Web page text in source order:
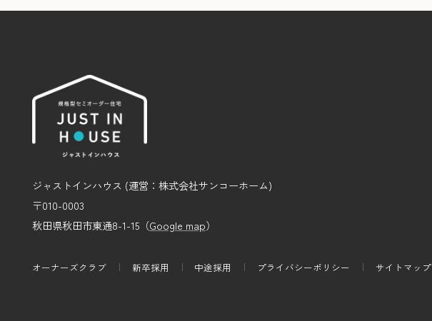
ジャストインハウス (運営：株式会社サンコーホーム)
〒010-0003
秋田県秋田市東通8-1-15（Google map）
オーナーズクラブ 新卒採用 中途採用 プライバシーポリシー サイトマップ